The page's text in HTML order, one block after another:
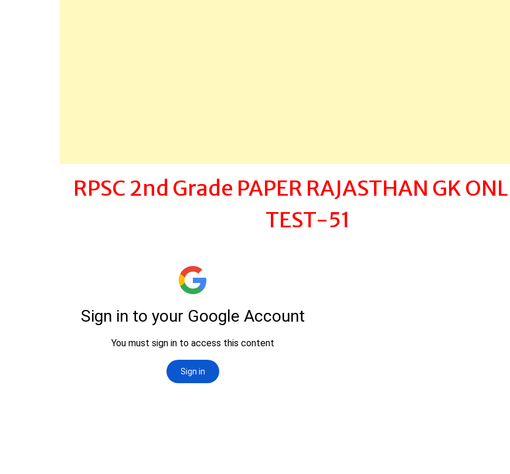
RPSC 2nd Grade PAPER RAJASTHAN GK
TEST-51